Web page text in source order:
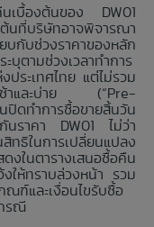
นเบื้องต้นของ DW01
นที่บริษัทอาจพิจารณา
กับช่วงราคาของหลัก
บุตามช่วงเวลาทำการ
ระเทศไทย แต่ไม่รวม
เช้าและบ่าย (“Pre-
ำการซื้อขายสิ้นวัน
นราคา DW01 ไม่ว่า
ธิในการเปลี่ยนแปลง
งในตารางเสนอซื้อคืน
ให้ทราบล่วงหน้า รวม
ฑ์และเงื่อนไขรับซื้อ
รณี